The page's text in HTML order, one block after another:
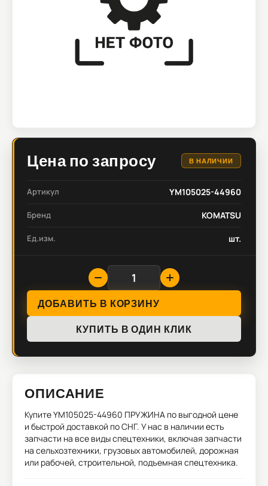
Цена по запросу В НАЛИЧИИ
Артикул YM105025-44960
Бренд KOMATSU
Ед.изм. шт.
ДОБАВИТЬ В КОРЗИНУ
КУПИТЬ В ОДИН КЛИК
ОПИСАНИЕ
КупитеYM105025-44960 ПРУЖИНА по выгодной цене
и быстрой доставкой по СНГ. У нас в наличии есть
запчасти на все виды спецтехники, включая запчасти
на сельхозтехники, грузовых автомобилей, дорожная
или рабочей, строительной, подъемная спецтехника.